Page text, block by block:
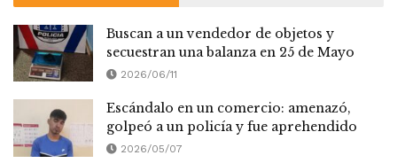
Buscan a un vendedor de objetos y
secuestran una balanza en 25 de Mayo
2026/06/11
Escándalo en un comercio: amenazó,
golpeó a un policía y fue aprehendido
2026/05/07